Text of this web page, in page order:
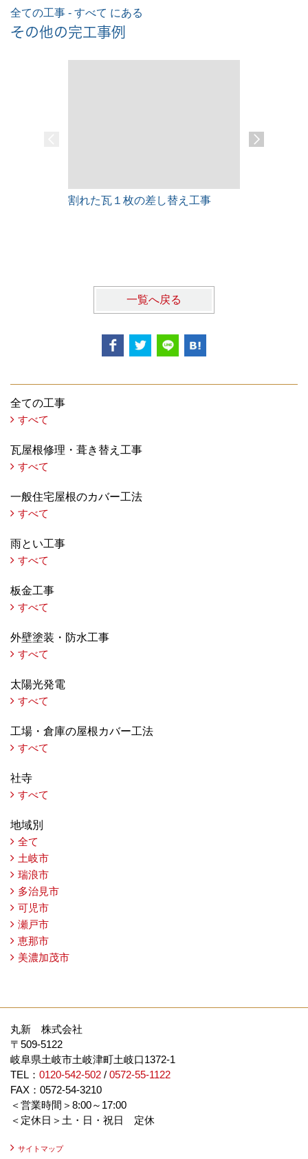
全ての工事 - すべて にある
その他の完工事例
割れた瓦１枚の差し替え工事
一覧へ戻る
全ての工事
すべて
瓦屋根修理・葺き替え工事
すべて
一般住宅屋根のカバー工法
すべて
雨とい工事
すべて
板金工事
すべて
外壁塗装・防水工事
すべて
太陽光発電
すべて
工場・倉庫の屋根カバー工法
すべて
社寺
すべて
地域別
全て
土岐市
瑞浪市
多治見市
可児市
瀬戸市
恵那市
美濃加茂市
丸新 株式会社
〒509-5122
岐阜県土岐市土岐津町土岐口1372-1
TEL： 0120-542-502 / 0572-55-1122
FAX：0572-54-3210
＜営業時間＞8:00～17:00
＜定休日＞土・日・祝日 定休
サイトマップ